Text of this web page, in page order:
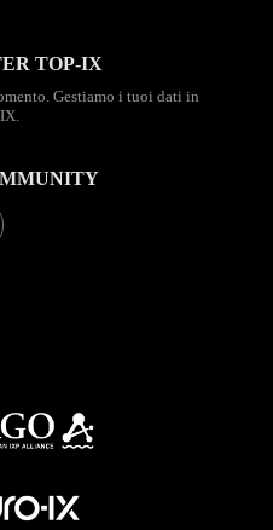
TOP-IX
Gestiamo i tuoi dati in